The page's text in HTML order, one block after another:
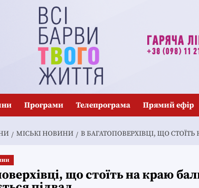
Програми Телепрограма Прямий ефір
MІСЬКІ НОВИНИ В БАГАТОПОВЕРХІВЦІ, ЩО
що стоїть на краю